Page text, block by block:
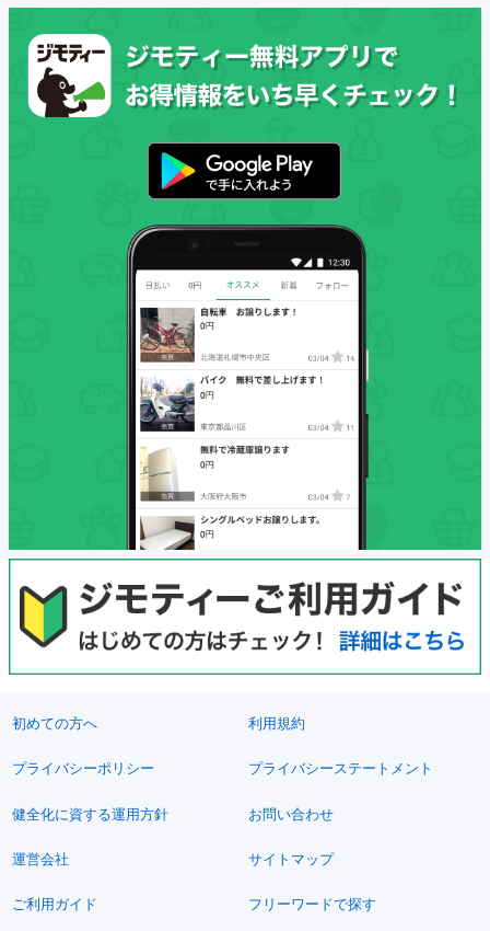
初めての方へ 利用規約
プライバシーポリシー プライバシーステートメント
健全化に資する運用方針 お問い合わせ
運営会社 サイトマップ
ご利用ガイド フリーワードで探す